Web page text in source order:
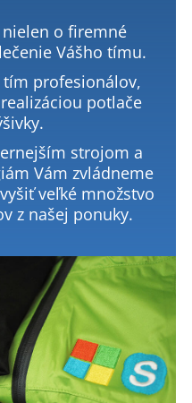
nielen o firemné
Vášho tímu.
tím profesionálov,
potlače
strojom a
Vám zvládneme
veľké množstvo
z našej ponuky.